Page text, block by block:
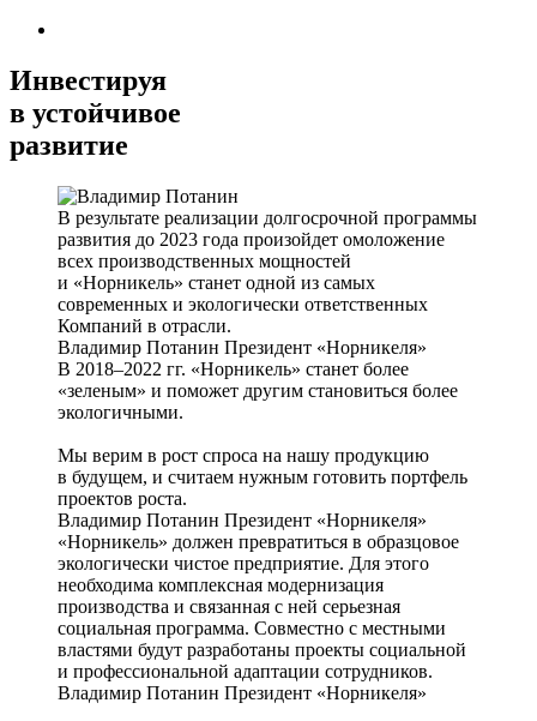
Инвестируя
в устойчивое
развитие
В результате реализации долгосрочной программы
развития до 2023 года произойдет омоложение
всех производственных мощностей
и «Норникель» станет одной из самых
современных и экологически ответственных
Компаний в отрасли.
Владимир Потанин Президент «Норникеля»
В 2018–2022 гг. «Норникель» станет более
«зеленым» и поможет другим становиться более
экологичными.
Мы верим в рост спроса на нашу продукцию
в будущем, и считаем нужным готовить портфель
проектов роста.
Владимир Потанин Президент «Норникеля»
«Норникель» должен превратиться в образцовое
экологически чистое предприятие. Для этого
необходима комплексная модернизация
производства и связанная с ней серьезная
социальная программа. Совместно с местными
властями будут разработаны проекты социальной
и профессиональной адаптации сотрудников.
Владимир Потанин Президент «Норникеля»